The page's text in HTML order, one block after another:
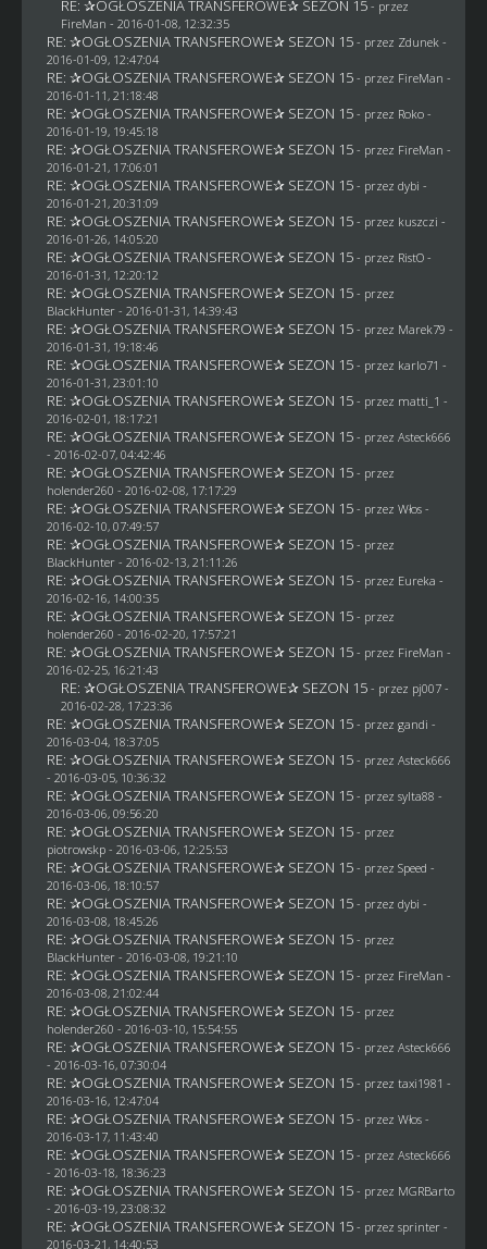
RE: ✰OGŁOSZENIA TRANSFEROWE✰ SEZON 15 - przez
FireMan - 2016-01-08, 12:32:35
RE: ✰OGŁOSZENIA TRANSFEROWE✰ SEZON 15 - przez Zdunek -
2016-01-09, 12:47:04
RE: ✰OGŁOSZENIA TRANSFEROWE✰ SEZON 15 - przez FireMan -
2016-01-11, 21:18:48
RE: ✰OGŁOSZENIA TRANSFEROWE✰ SEZON 15 - przez Roko-
2016-01-19, 19:45:18
RE: ✰OGŁOSZENIA TRANSFEROWE✰ SEZON 15 - przez FireMan -
2016-01-21, 17:06:01
RE: ✰OGŁOSZENIA TRANSFEROWE✰ SEZON 15 - przez dybi -
2016-01-21, 20:31:09
RE: ✰OGŁOSZENIA TRANSFEROWE✰ SEZON 15 - przez kuszczi -
2016-01-26, 14:05:20
RE: ✰OGŁOSZENIA TRANSFEROWE✰ SEZON 15 - przez RistO-
2016-01-31, 12:20:12
RE: ✰OGŁOSZENIA TRANSFEROWE✰ SEZON 15 - przez
BlackHunter- 2016-01-31, 14:39:43
RE: ✰OGŁOSZENIA TRANSFEROWE✰ SEZON 15 - przez Marek79 -
2016-01-31, 19:18:46
RE: ✰OGŁOSZENIA TRANSFEROWE✰ SEZON 15 - przez karlo71 -
2016-01-31, 23:01:10
RE: ✰OGŁOSZENIA TRANSFEROWE✰ SEZON 15 - przez matti_1 -
2016-02-01, 18:17:21
RE: ✰OGŁOSZENIA TRANSFEROWE✰ SEZON 15 - przez Asteck666
- 2016-02-07, 04:42:46
RE: ✰OGŁOSZENIA TRANSFEROWE✰ SEZON 15 - przez
holender260 - 2016-02-08, 17:17:29
RE: ✰OGŁOSZENIA TRANSFEROWE✰ SEZON 15 - przez Włos-
2016-02-10, 07:49:57
RE: ✰OGŁOSZENIA TRANSFEROWE✰ SEZON 15 - przez
BlackHunter- 2016-02-13, 21:11:26
RE: ✰OGŁOSZENIA TRANSFEROWE✰ SEZON 15 - przez Eureka -
2016-02-16, 14:00:35
RE: ✰OGŁOSZENIA TRANSFEROWE✰ SEZON 15 - przez
holender260 - 2016-02-20, 17:57:21
RE: ✰OGŁOSZENIA TRANSFEROWE✰ SEZON 15 - przez FireMan -
2016-02-25, 16:21:43
RE: ✰OGŁOSZENIA TRANSFEROWE✰ SEZON 15 - przez pj007-
2016-02-28, 17:23:36
RE: ✰OGŁOSZENIA TRANSFEROWE✰ SEZON 15 - przez gandi -
2016-03-04, 18:37:05
RE: ✰OGŁOSZENIA TRANSFEROWE✰ SEZON 15 - przez Asteck666
- 2016-03-05, 10:36:32
RE: ✰OGŁOSZENIA TRANSFEROWE✰ SEZON 15 - przez sylta88 -
2016-03-06, 09:56:20
RE: ✰OGŁOSZENIA TRANSFEROWE✰ SEZON 15 - przez
piotrowskp- 2016-03-06, 12:25:53
RE: ✰OGŁOSZENIA TRANSFEROWE✰ SEZON 15 - przez Speed -
2016-03-06, 18:10:57
RE: ✰OGŁOSZENIA TRANSFEROWE✰ SEZON 15 - przez dybi -
2016-03-08, 18:45:26
RE: ✰OGŁOSZENIA TRANSFEROWE✰ SEZON 15 - przez
BlackHunter- 2016-03-08, 19:21:10
RE: ✰OGŁOSZENIA TRANSFEROWE✰ SEZON 15 - przez FireMan -
2016-03-08, 21:02:44
RE: ✰OGŁOSZENIA TRANSFEROWE✰ SEZON 15 - przez
holender260 - 2016-03-10, 15:54:55
RE: ✰OGŁOSZENIA TRANSFEROWE✰ SEZON 15 - przez Asteck666
- 2016-03-16, 07:30:04
RE: ✰OGŁOSZENIA TRANSFEROWE✰ SEZON 15 - przez taxi1981 -
2016-03-16, 12:47:04
RE: ✰OGŁOSZENIA TRANSFEROWE✰ SEZON 15 - przez Włos-
2016-03-17, 11:43:40
RE: ✰OGŁOSZENIA TRANSFEROWE✰ SEZON 15 - przez Asteck666
- 2016-03-18, 18:36:23
RE: ✰OGŁOSZENIA TRANSFEROWE✰ SEZON 15 - przez MGRBarto
- 2016-03-19, 23:08:32
RE: ✰OGŁOSZENIA TRANSFEROWE✰ SEZON 15 - przez sprinter -
2016-03-21, 14:40:53